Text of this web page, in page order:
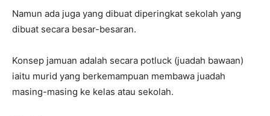
Namun ada juga yang dibuat diperingkat sekolah yang
dibuat secara besar-besaran.
Konsep jamuan adalah secara potluck (juadah bawaan)
iaitu murid yang berkemampuan membawa juadah
masing-masing ke kelas atau sekolah.